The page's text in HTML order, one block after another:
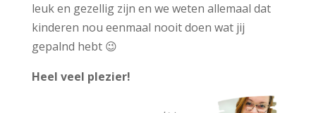
leuk en gezellig zijn en we weten allemaal dat
kinderen nou eenmaal nooit doen wat jij
gepalnd hebt 😉
Heel veel plezier!